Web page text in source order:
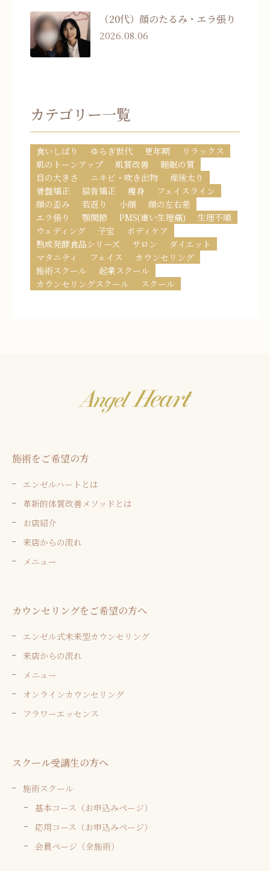
（20代）顔のたるみ・エラ張り
2026.08.06
カテゴリー一覧
食いしばり ゆらぎ世代 更年期
リラックス
肌のトーンアップ
肌質改善
睡眠の質
目の大きさ
ニキビ・吹き出物
産後太り
骨盤矯正
猫背矯正 痩身
フェイスライン
顔の歪み
若返り 小顔
顔の左右差
エラ張り
顎関節 PMS(重い生理痛)
生理不順
ウェディング
子宝
ボディケア
熟成発酵食品シリーズ
サロン
ダイエット
マタニティ
フェイス
カウンセリング
施術スクール
起業スクール
カウンセリングスクール
スクール
施術をご希望の方
エンゼルハートとは
革新的体質改善メソッドとは
お店紹介
来店からの流れ
メニュー
カウンセリングをご希望の方へ
エンゼル式未来型カウンセリング
来店からの流れ
メニュー
オンラインカウンセリング
フラワーエッセンス
スクール受講生の方へ
施術スクール
基本コース（お申込みページ）
応用コース（お申込みページ）
会員ページ（全施術）